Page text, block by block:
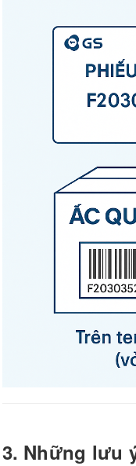
3. Những lưu